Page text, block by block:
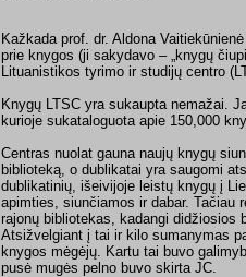
Kažkada prof. dr. Aldona
prie knygos (ji sakydavo – „knygų
Lituanistikos tyrimo ir studijų centro
Knygų LTSC yra sukaupta nemažai.
kurioje sukataloguota apie 150,000
Centras nuolat gauna naujų knygų
biblioteką, o dublikatai yra saugomi
dublikatinių, išeivijoje leistų knygų į
apimties, siunčiamos ir dabar. Tačiau
rajonų bibliotekas, kadangi didžiosios
Atsižvelgiant į tai ir kilo sumanymas
knygos mėgėjų. Kartu tai buvo
pusė mugės pelno buvo skirta JC.